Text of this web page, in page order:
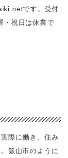
です。受付
・祝日は休業で
際に働き、住み
飯山市のように